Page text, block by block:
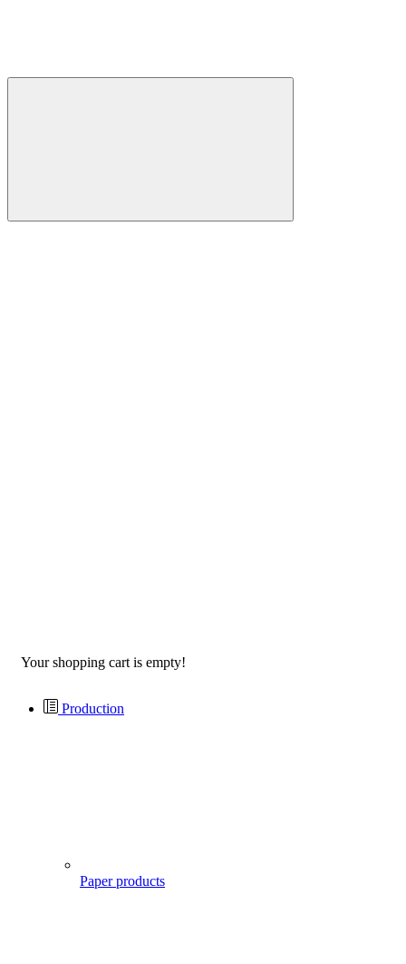
Your shopping cart is empty!
Production
Paper products